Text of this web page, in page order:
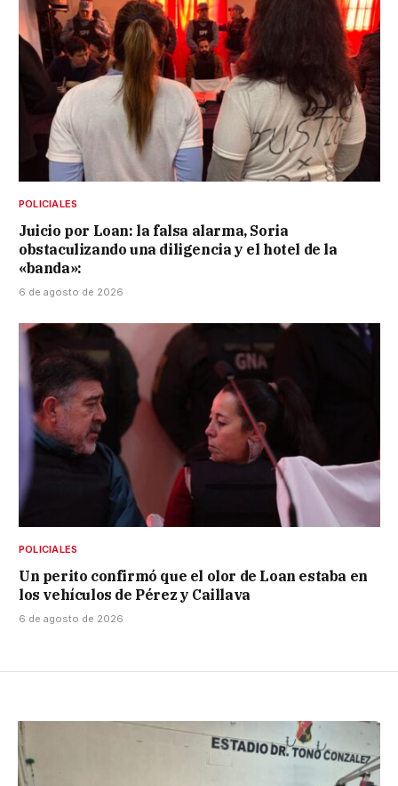
POLICIALES
Juicio por Loan: la falsa alarma, Soria
obstaculizando una diligencia y el hotel de la
«banda»:
6 de agosto de 2026
POLICIALES
Un perito confirmó que el olor de Loan estaba en
los vehículos de Pérez y Caillava
6 de agosto de 2026